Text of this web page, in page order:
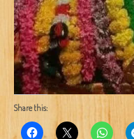
Share this: